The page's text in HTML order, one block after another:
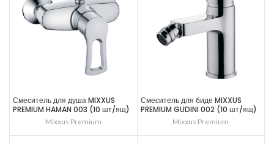
Смеситель для душа MIXXUS
PREMIUM HAMAN 003 (10 шт/ящ)
Mixxus Premium
Смеситель для биде MIXXUS
PREMIUM GUDINI 002 (10 шт/ящ)
Mixxus Premium